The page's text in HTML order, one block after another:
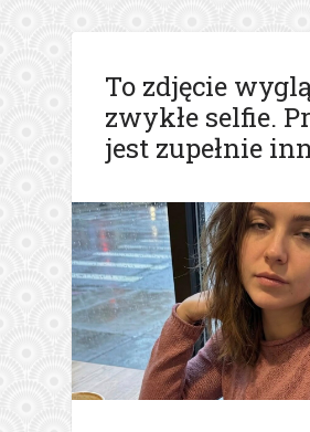
To zdjęcie
zwykłe selfie.
jest zupełnie